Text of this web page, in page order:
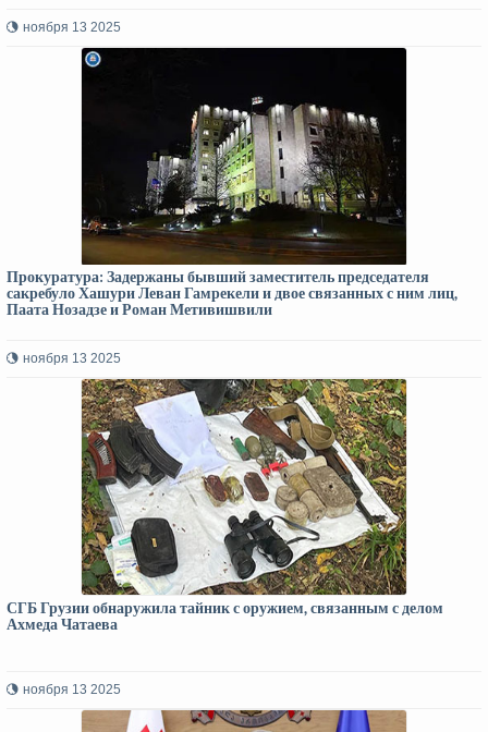
ноября 13 2025
Прокуратура: Задержаны бывший заместитель председателя
сакребуло Хашури Леван Гамрекели и двое связанных с ним лиц,
Паата Нозадзе и Роман Метивишвили
ноября 13 2025
СГБ Грузии обнаружила тайник с оружием, связанным с делом
Ахмеда Чатаева
ноября 13 2025